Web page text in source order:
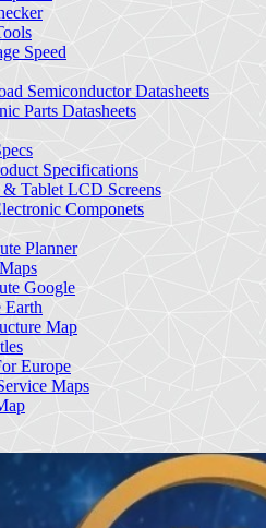
Speed
Semiconductor Datasheets
Parts Datasheets
Specifications
Tablet LCD Screens
Componets
Planner
Google
Earth
Map
Europe
Maps